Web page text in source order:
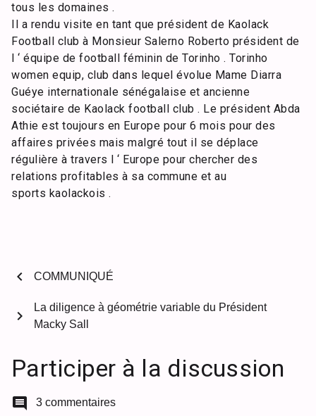
tous les domaines .
Il a rendu visite en tant que président de Kaolack
Football club à Monsieur Salerno Roberto président de
l ‘ équipe de football féminin de Torinho . Torinho
women equip, club dans lequel évolue Mame Diarra
Guéye internationale sénégalaise et ancienne
sociétaire de Kaolack football club . Le président Abda
Athie est toujours en Europe pour 6 mois pour des
affaires privées mais malgré tout il se déplace
régulière à travers l ‘ Europe pour chercher des
relations profitables à sa commune et au
sports kaolackois .
chevron_left COMMUNIQUÉ
La diligence à géométrie variable du Président
Macky Sall
chevron_right
Participer à la discussion
comment 3 commentaires